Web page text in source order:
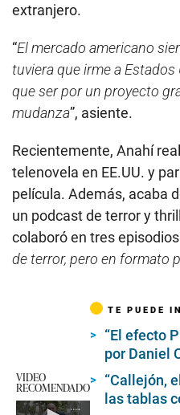
extranjero.
“El mercado americano
tuviera que irme a
que ser por un proyecto
mudanza”, asiente.
Recientemente, Anahí
telenovela en EE.UU. y
película. Además, acaba
un podcast de terror y
colaboró en tres
de terror, pero en formato
VIDEO
RECOMENDADO
TE PUEDE
“El efecto
por Daniel
“Callejón,
las tablas